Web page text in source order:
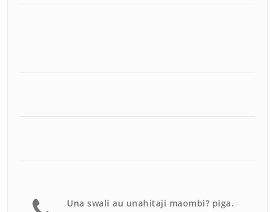
Una swali au unahitaji maombi? piga.